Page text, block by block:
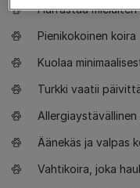
Harrastaa
Pienikokoinen koira
Kuolaa
Turkki vaatii
Äänekäs ja valpas
Vahtikoira, joka